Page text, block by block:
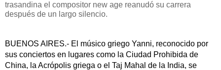
trasandina el compositor new age reanudó su carrera
después de un largo silencio.
BUENOS AIRES.- El músico griego Yanni, reconocido por
sus conciertos en lugares como la Ciudad Prohibida de
China, la Acrópolis griega o el Taj Mahal de la India, se